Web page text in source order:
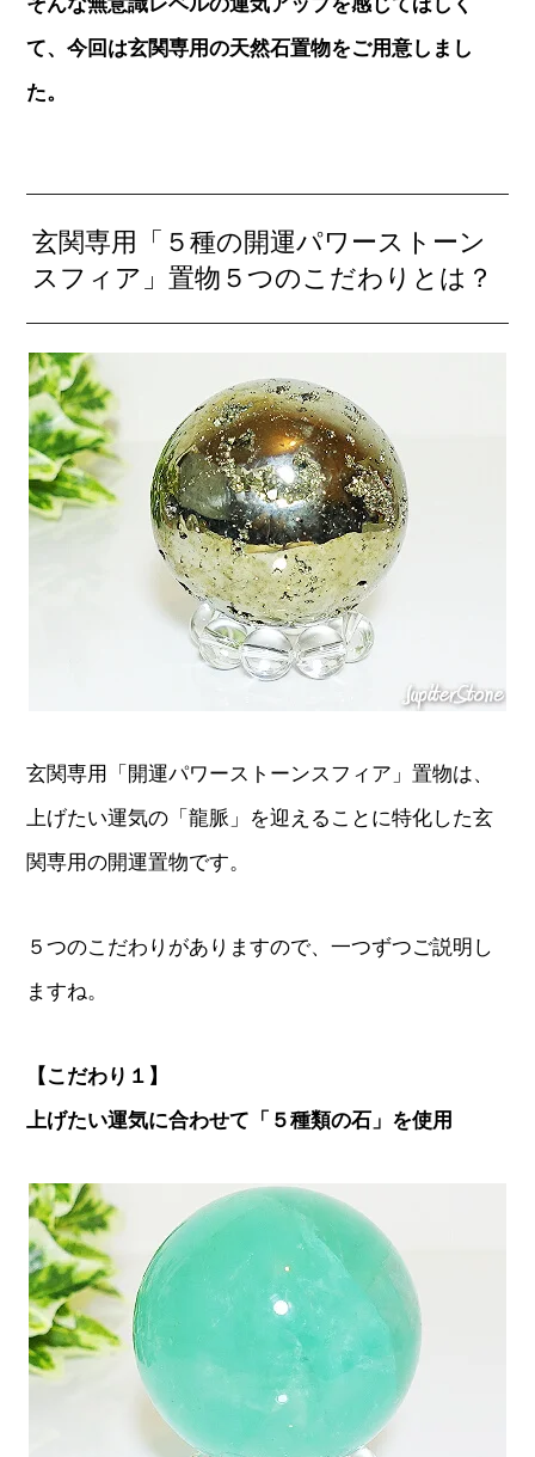
て、今回は玄関専用の天然石置物をご用意しまし
た。
玄関専用「５種の開運パワーストーン
スフィア」置物５つのこだわりとは？
玄関専用「開運パワーストーンスフィア」置物は、
上げたい運気の「龍脈」を迎えることに特化した玄
関専用の開運置物です。
５つのこだわりがありますので、一つずつご説明し
ますね。
【こだわり１】
上げたい運気に合わせて「５種類の石」を使用